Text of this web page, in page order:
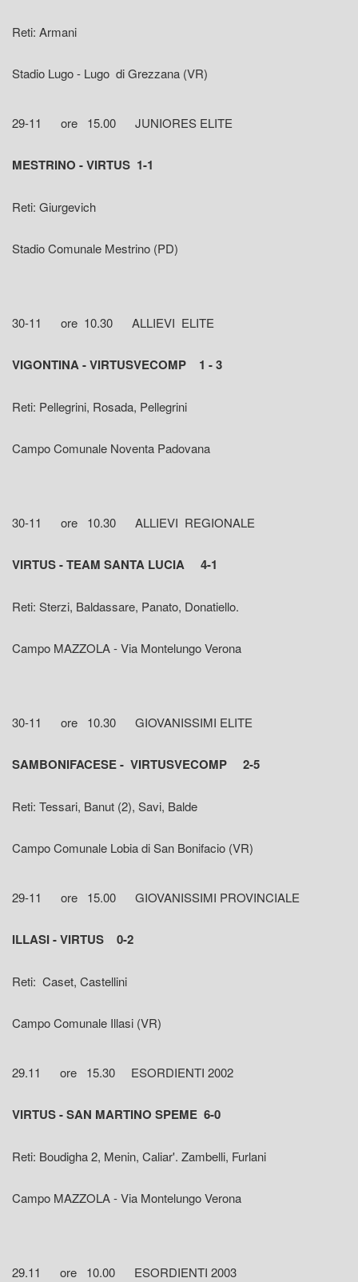
Reti: Armani
Stadio Lugo - Lugo di Grezzana (VR)
29-11 ore 15.00 JUNIORES ELITE
MESTRINO - VIRTUS 1-1
Reti: Giurgevich
Stadio Comunale Mestrino (PD)
30-11 ore 10.30 ALLIEVI ELITE
VIGONTINA - VIRTUSVECOMP 1 - 3
Reti: Pellegrini, Rosada, Pellegrini
Campo Comunale Noventa Padovana
30-11 ore 10.30 ALLIEVI REGIONALE
VIRTUS - TEAM SANTA LUCIA 4-1
Reti: Sterzi, Baldassare, Panato, Donatiello.
Campo MAZZOLA - Via Montelungo Verona
30-11 ore 10.30 GIOVANISSIMI ELITE
SAMBONIFACESE - VIRTUSVECOMP 2-5
Reti: Tessari, Banut (2), Savi, Balde
Campo Comunale Lobia di San Bonifacio (VR)
29-11 ore 15.00 GIOVANISSIMI PROVINCIALE
ILLASI - VIRTUS 0-2
Reti: Caset, Castellini
Campo Comunale Illasi (VR)
29.11 ore 15.30 ESORDIENTI 2002
VIRTUS - SAN MARTINO SPEME 6-0
Reti: Boudigha 2, Menin, Caliar'. Zambelli, Furlani
Campo MAZZOLA - Via Montelungo Verona
29.11 ore 10.00 ESORDIENTI 2003